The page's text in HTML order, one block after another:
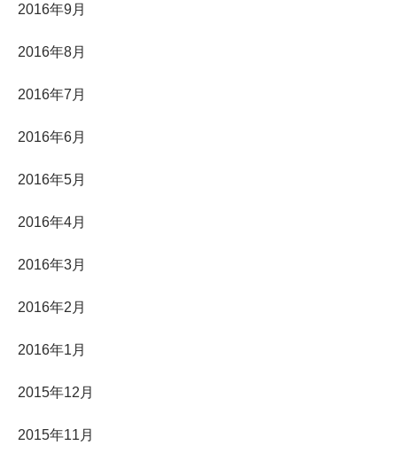
2016年9月
2016年8月
2016年7月
2016年6月
2016年5月
2016年4月
2016年3月
2016年2月
2016年1月
2015年12月
2015年11月